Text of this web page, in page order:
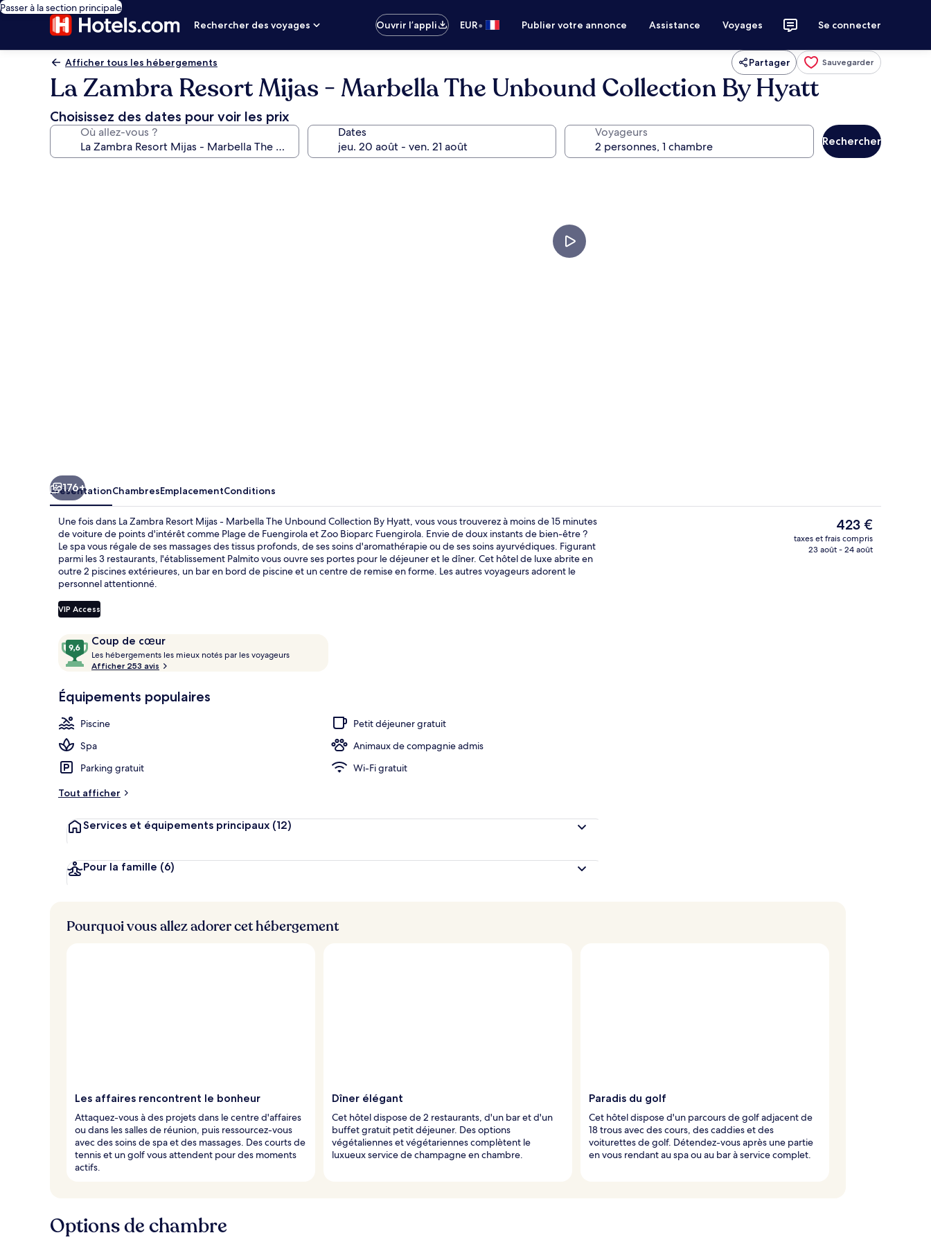
Passer à la section principale
Rechercher des voyages
Ouvrir l’appli EUR• Publier votre annonce Assistance Voyages Se connecter
Afficher tous les hébergements Partager Sauvegarder
La Zambra Resort Mijas - Marbella The Unbound Collection By Hyatt
Choisissez des dates pour voir les prix
Où allez-vous ? Dates Voyageurs
Rechercher
Extérieur
176+
PrésentationChambresEmplacementConditions
Une fois dans La Zambra Resort Mijas - Marbella The Unbound Collection By Hyatt, vous vous trouverez à moins de 15 minutes
de voiture de points d'intérêt comme Plage de Fuengirola et Zoo Bioparc Fuengirola. Envie de doux instants de bien-être ?
Le spa vous régale de ses massages des tissus profonds, de ses soins d'aromathérapie ou de ses soins ayurvédiques. Figurant
parmi les 3 restaurants, l'établissement Palmito vous ouvre ses portes pour le déjeuner et le dîner. Cet hôtel de luxe abrite en
outre 2 piscines extérieures, un bar en bord de piscine et un centre de remise en forme. Les autres voyageurs adorent le
personnel attentionné.
VIP Access
Avis
voyageurs
Coup de cœur
9,6
sur
10,
de
Les hébergements les mieux notés par les voyageurs
n
i
l
s
Afficher 253 avis
Équipements populaires
Piscine
Petit déjeuner gratuit
Spa
Animaux de compagnie admis
Parking gratuit
Wi-Fi gratuit
Tout afficher
Services et équipements principaux (12)
Pour la famille (6)
Le
prix
actuel
423 €
taxes et frais compris
23 août - 24 août
Pourquoi vous allez adorer cet hébergement
Les affaires rencontrent le bonheur
Attaquez-vous à des projets dans le centre d'affaires
ou dans les salles de réunion, puis ressourcez-vous
avec des soins de spa et des massages. Des courts de
tennis et un golf vous attendent pour des moments
actifs.
Dîner élégant
Cet hôtel dispose de 2 restaurants, d'un bar et d'un
buffet gratuit petit déjeuner. Des options
végétaliennes et végétariennes complètent le
luxueux service de champagne en chambre.
Paradis du golf
Cet hôtel dispose d'un parcours de golf adjacent de
18 trous avec des cours, des caddies et des
voiturettes de golf. Détendez-vous après une partie
en vous rendant au spa ou au bar à service complet.
Options de chambre